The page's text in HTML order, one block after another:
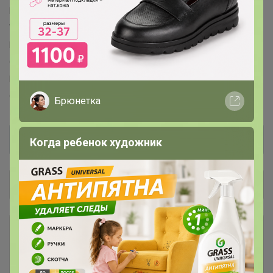
Общий каталог
. Мои Группы 1
Rossli™ Sensis™
Vanilla™
Vena™
Vestiva™
Ysabel Mora™
DOCTOR NAP (Dobranocka)™
Aquarilla™
Beauty Night™
Chili Rose™
Fiore™ GABRIELLA™ Gaia™
KINGA™
Kris Line™ Laura Biagiotti™ Lorin™
MARILYN™
Obsessive™
SUBTILLE™
Брюнетка
Когда ребенок художник